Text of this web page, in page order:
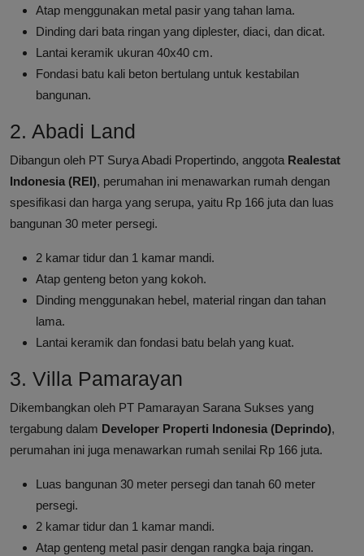
Atap menggunakan metal pasir yang tahan lama.
Dinding dari bata ringan yang diplester, diaci, dan dicat.
Lantai keramik ukuran 40x40 cm.
Fondasi batu kali beton bertulang untuk kestabilan
bangunan.
2. Abadi Land
Dibangun oleh PT Surya Abadi Propertindo, anggota Realestat
Indonesia (REI), perumahan ini menawarkan rumah dengan
spesifikasi dan harga yang serupa, yaitu Rp 166 juta dan luas
bangunan 30 meter persegi.
2 kamar tidur dan 1 kamar mandi.
Atap genteng beton yang kokoh.
Dinding menggunakan hebel, material ringan dan tahan
lama.
Lantai keramik dan fondasi batu belah yang kuat.
3. Villa Pamarayan
Dikembangkan oleh PT Pamarayan Sarana Sukses yang
tergabung dalam Developer Properti Indonesia (Deprindo),
perumahan ini juga menawarkan rumah senilai Rp 166 juta.
Luas bangunan 30 meter persegi dan tanah 60 meter
persegi.
2 kamar tidur dan 1 kamar mandi.
Atap genteng metal pasir dengan rangka baja ringan.